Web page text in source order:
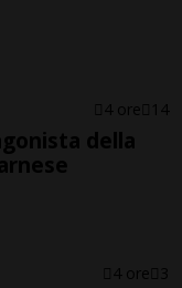
4 ore 14
della
4 ore 3